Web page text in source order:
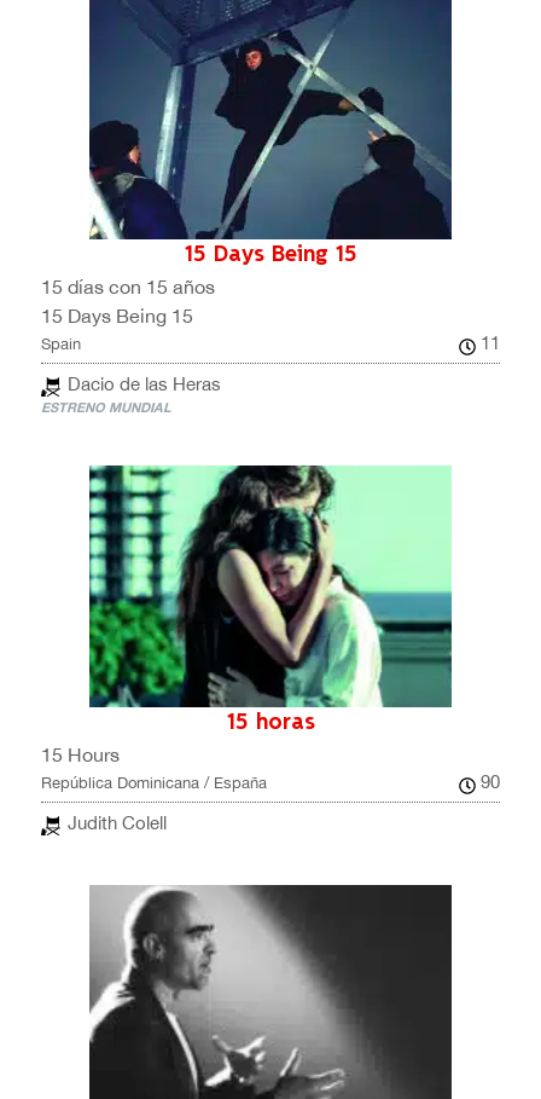
15 Days Being 15
15 días con 15 años
15 Days Being 15
Spain
11
Dacio de las Heras
ESTRENO MUNDIAL
15 horas
15 Hours
República Dominicana / España
90
Judith Colell